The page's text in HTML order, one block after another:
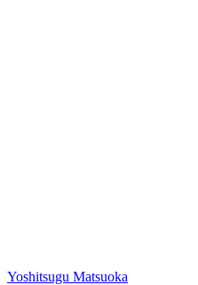
Yoshitsugu Matsuoka